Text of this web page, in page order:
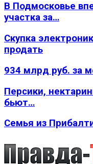
В Подмосковье
участка за…
Скупка
продать
934 млрд руб. за
Персики,
бьют…
Семья из